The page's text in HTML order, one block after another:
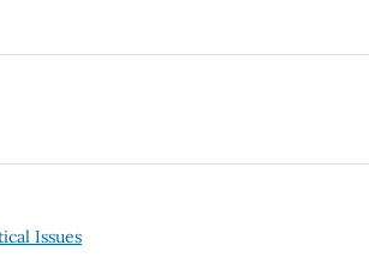
Issues